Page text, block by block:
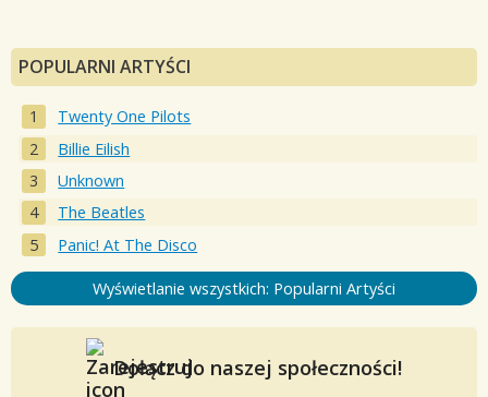
POPULARNI ARTYŚCI
Twenty One Pilots
Billie Eilish
Unknown
The Beatles
Panic! At The Disco
Wyświetlanie wszystkich: Popularni Artyści
Dołącz do naszej społeczności!